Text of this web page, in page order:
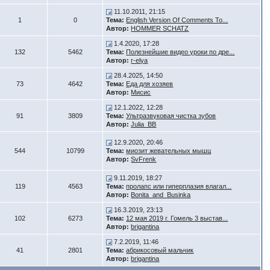
1 0
11.10.2011, 21:15
Тема: English Version Of Comments To...
Автор: HOMMER SCHATZ
132 5462
1.4.2020, 17:28
Тема: Полезнейшие видео уроки по дре...
Автор: r-elya
73 4642
28.4.2025, 14:50
Тема: Еда для хозяев
Автор: Мисис
91 3809
12.1.2022, 12:28
Тема: Ультразвуковая чистка зубов
Автор: Julia_BB
544 10799
12.9.2020, 20:46
Тема: миозит жевательных мышц
Автор: SvFrenk
119 4563
9.11.2019, 18:27
Тема: пролапс или гиперплазия влагал...
Автор: Bonita_and_Businka
102 6273
16.3.2019, 23:13
Тема: 12 мая 2019 г. Гомель 3 выстав...
Автор: brigantina
41 2801
7.2.2019, 11:46
Тема: абрикосовый мальчик
Автор: brigantina